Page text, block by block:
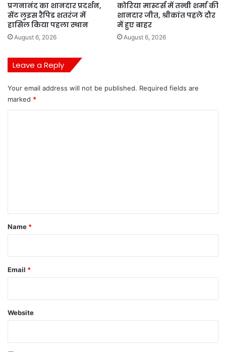
प्रगनानंद का शानदार प्रदर्शन,
सेंट लुइस रैपिड शतरंज में
हासिल किया पहला स्थान
August 6, 2026
कोरिया मास्टर्स में तन्वी शर्मा की
शानदार जीत, श्रीकांत पहले दौर
में हुए बाहर
August 6, 2026
Leave a Reply
Your email address will not be published. Required fields are
marked *
*
Name *
Email *
Website